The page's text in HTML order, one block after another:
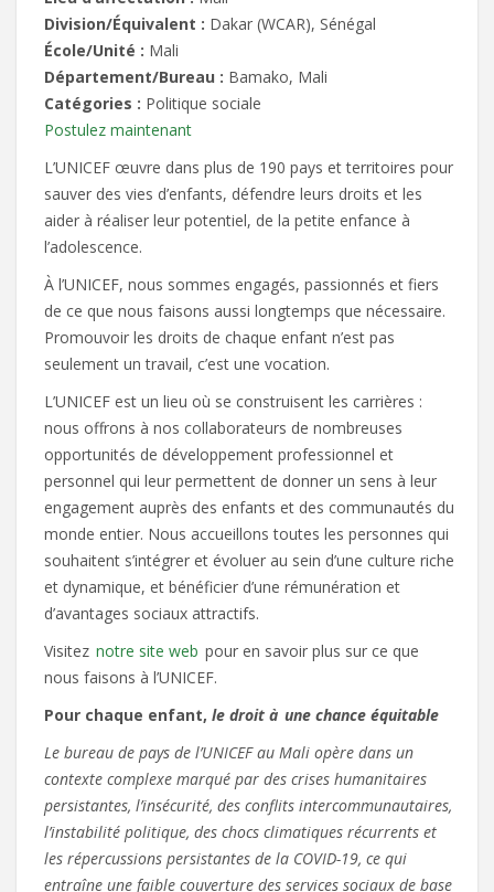
Division/Équivalent : Dakar (WCAR), Sénégal
École/Unité : Mali
Département/Bureau : Bamako, Mali
Catégories : Politique sociale
Postulez maintenant
L’UNICEF œuvre dans plus de 190 pays et territoires pour
sauver des vies d’enfants, défendre leurs droits et les
aider à réaliser leur potentiel, de la petite enfance à
l’adolescence.
À l’UNICEF, nous sommes engagés, passionnés et fiers
de ce que nous faisons aussi longtemps que nécessaire.
Promouvoir les droits de chaque enfant n’est pas
seulement un travail, c’est une vocation.
L’UNICEF est un lieu où se construisent les carrières :
nous offrons à nos collaborateurs de nombreuses
opportunités de développement professionnel et
personnel qui leur permettent de donner un sens à leur
engagement auprès des enfants et des communautés du
monde entier. Nous accueillons toutes les personnes qui
souhaitent s’intégrer et évoluer au sein d’une culture riche
et dynamique, et bénéficier d’une rémunération et
d’avantages sociaux attractifs.
Visitez notre site web pour en savoir plus sur ce que
nous faisons à l’UNICEF.
Pour chaque enfant, le droit à une chance équitable
Le bureau de pays de l’UNICEF au Mali opère dans un
contexte complexe marqué par des crises humanitaires
persistantes, l’insécurité, des conflits intercommunautaires,
l’instabilité politique, des chocs climatiques récurrents et
les répercussions persistantes de la COVID-19, ce qui
entraîne une faible couverture des services sociaux de base